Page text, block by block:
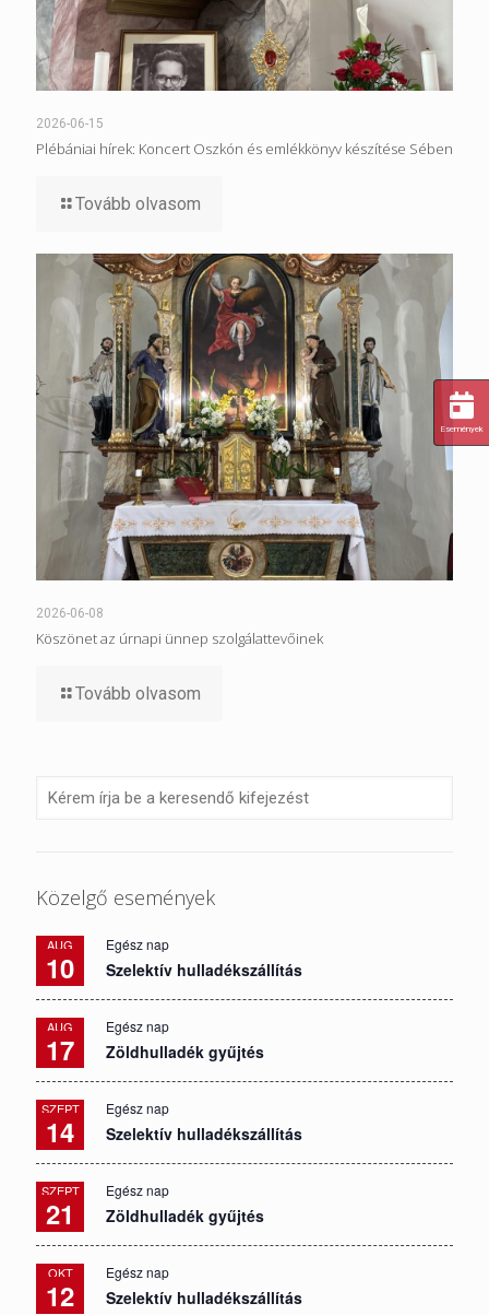
2026-06-15
Plébániai hírek: Koncert Oszkón és emlékkönyv készítése Sében
Tovább olvasom
2026-06-08
Köszönet az úrnapi ünnep szolgálattevőinek
Tovább olvasom
Közelgő események
AUG
10
Egész nap
Szelektív hulladékszállítás
AUG
17
Egész nap
Zöldhulladék gyűjtés
SZEPT
14
Egész nap
Szelektív hulladékszállítás
SZEPT
21
Egész nap
Zöldhulladék gyűjtés
OKT
12
Egész nap
Szelektív hulladékszállítás
Események